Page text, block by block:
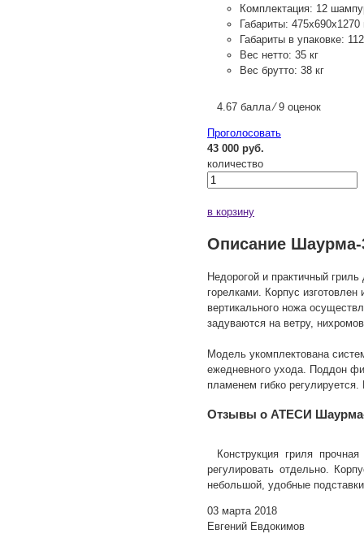
Комплектация: 12
Габариты:
Габариты в упаковке:
Вес нетто: 35 кг
Вес брутто: 38 кг
4.67 балла ⁄ 9 оценок
Проголосовать
43 000 руб.
количество
в корзину
Описание
Недорогой и практичный
горелками. Корпус
вертикального ножа
задуваются на ветру,
Модель укомплектована
ежедневного ухода. Поддон
пламенем гибко регулируется.
Отзывы о АТЕСИ
Конструкция гриля
регулировать отдельно.
небольшой, удобные
03 марта 2018
Евгений Евдокимов